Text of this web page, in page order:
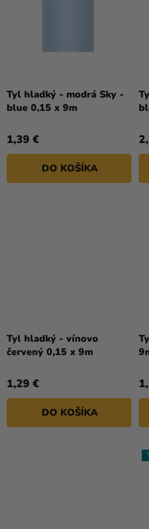
Tyl hladký - modrá Sky -
blue 0,15 x 9m
1,39 €
DO KOŠÍKA
Tyl hladký - vínovo
červený 0,15 x 9m
1,29 €
DO KOŠÍKA